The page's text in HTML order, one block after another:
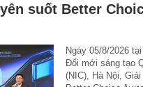
suốt Better
Ngày 05/8/2026
Đổi mới sáng tạo
(NIC), Hà Nội,